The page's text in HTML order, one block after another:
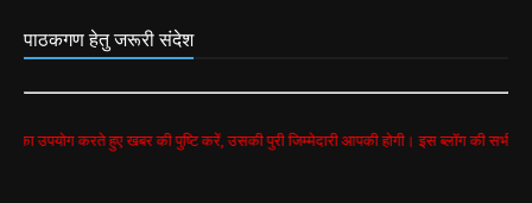
पाठकगण हेतु जरूरी संदेश
हुए खबर की पुष्टि करें, उसकी पुरी जिम्मेदारी आपकी होगी। इस ब्लॉग की सभी खबरें